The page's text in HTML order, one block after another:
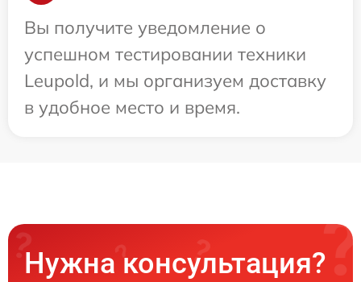
Вы получите уведомление о
успешном тестировании техники
Leupold, и мы организуем доставку
в удобное место и время.
Нужна консультация?